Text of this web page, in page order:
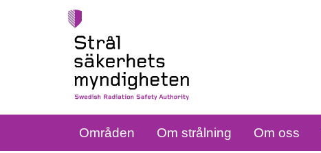
Områden Om strålning Om oss